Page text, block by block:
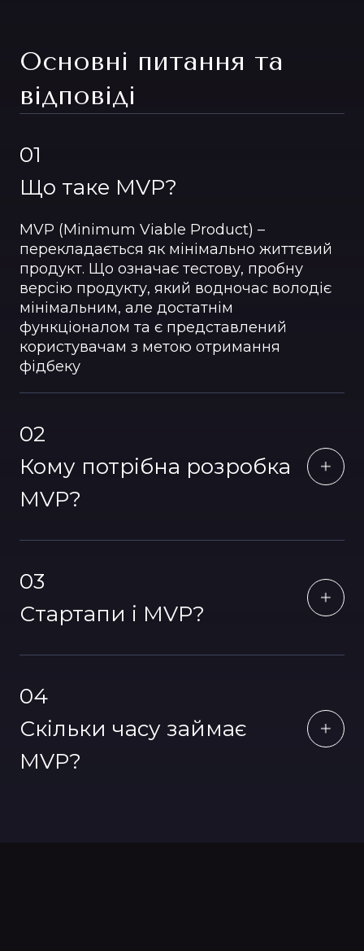
Основні питання та
відповіді
01
Що таке MVP?
MVP (Minimum Viable Product) –
перекладається як мінімально життєвий
продукт. Що означає тестову, пробну
версію продукту, який водночас володіє
мінімальним, але достатнім
функціоналом та є представлений
користувачам з метою отримання
фідбеку
02
Кому потрібна розробка
MVP?
03
Стартапи і MVP?
04
Скільки часу займає
MVP?